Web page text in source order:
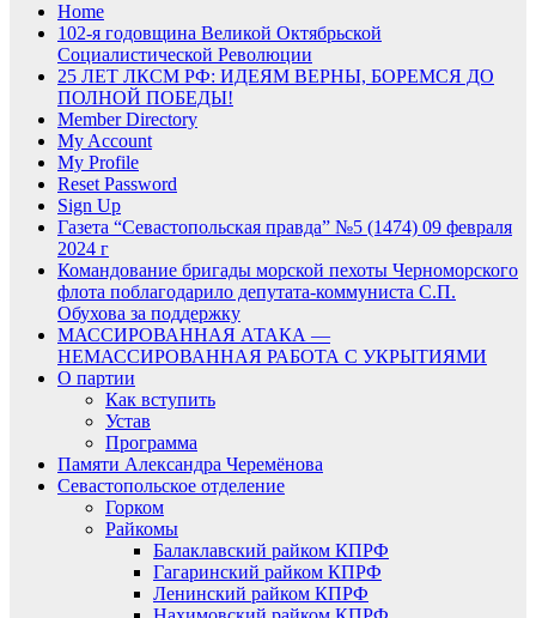
Home
102-я годовщина Великой Октябрьской
Социалистической Революции
25 ЛЕТ ЛКСМ РФ: ИДЕЯМ ВЕРНЫ, БОРЕМСЯ ДО
ПОЛНОЙ ПОБЕДЫ!
Member Directory
My Account
My Profile
Reset Password
Sign Up
Газета “Севастопольская правда” №5 (1474) 09 февраля
2024 г
Командование бригады морской пехоты Черноморского
флота поблагодарило депутата-коммуниста С.П.
Обухова за поддержку
МАССИРОВАННАЯ АТАКА —
НЕМАССИРОВАННАЯ РАБОТА С УКРЫТИЯМИ
О партии
Как вступить
Устав
Программа
Памяти Александра Черемёнова
Севастопольское отделение
Горком
Райкомы
Балаклавский райком КПРФ
Гагаринский райком КПРФ
Ленинский райком КПРФ